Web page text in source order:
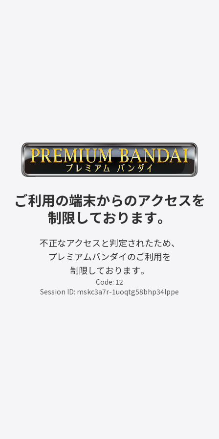
ご利用の端末からのアクセスを
制限しております。
不正なアクセスと判定されたため、
プレミアムバンダイのご利用を
制限しております。
Code: 12
Session ID: mskc3a7r-1uoqtg58bhp34lppe